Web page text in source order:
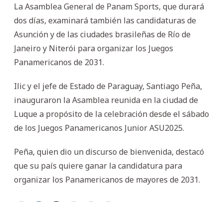
La Asamblea General de Panam Sports, que durará
dos días, examinará también las candidaturas de
Asunción y de las ciudades brasileñas de Río de
Janeiro y Niterói para organizar los Juegos
Panamericanos de 2031.
Ilic y el jefe de Estado de Paraguay, Santiago Peña,
inauguraron la Asamblea reunida en la ciudad de
Luque a propósito de la celebración desde el sábado
de los Juegos Panamericanos Junior ASU2025.
Peña, quien dio un discurso de bienvenida, destacó
que su país quiere ganar la candidatura para
organizar los Panamericanos de mayores de 2031.